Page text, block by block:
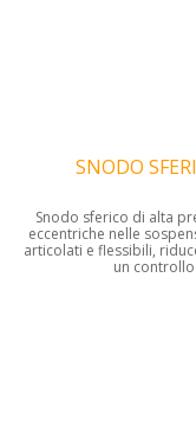
SNODO
Snodo sferico di alta
eccentriche nelle
articolati e flessibili,
un